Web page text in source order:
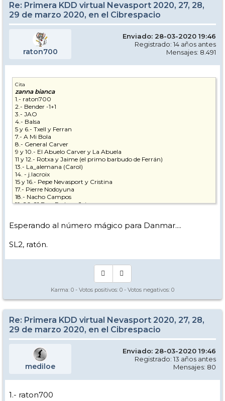
Re: Primera KDD virtual Nevasport 2020, 27, 28,
29 de marzo 2020, en el Cibrespacio
raton700
Enviado: 28-03-2020 19:46
Registrado: 14 años antes
Mensajes: 8.491
Cita
zanna bianca
1.- raton700
2.- Bender -1+1
3.- JAO
4.- Balsa
5 y 6.- Txell y Ferran
7.- A Mi Bola
8.- General Carver
9 y 10.- El Abuelo Carver y La Abuela
11 y 12.- Rotxa y Jaime (el primo barbudo de Ferrán)
13.- La_alemana (Carol)
14. - j.lacroix
15 y 16.- Pepe Nevasport y Cristina
17.- Pierre Nodoyuna
18.- Nacho Campos
19-20-21 Bea, Pedro y Jairo
26.- Tombaway
28.- Lourdes (LDM2002)
29 - zanna bianca
34.- Pingüina
35- MSE (Mi Santa Esposa, osease, la del ratón)
36-37-38-39 - Dando + sister, padre y madre
40- Miko
41. Menxy
42, 43 - tekatez+mariu-k
44- Imanol
45. Vagor
46. Astiago
47. Lokka07
48. Marcrama
49, 50 Mircar (Mireia+Carlos)
53.- MariPaz —miguel-vcl
Esperando al número mágico para Danmar....
SL2, ratón.
Karma: 0 - Votos positivos: 0 - Votos negativos: 0
Re: Primera KDD virtual Nevasport 2020, 27, 28,
29 de marzo 2020, en el Cibrespacio
mediloe
Enviado: 28-03-2020 19:46
Registrado: 13 años antes
Mensajes: 80
1.- raton700